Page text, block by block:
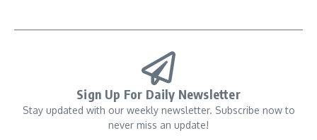
Sign Up For Daily Newsletter
Stay updated with our weekly newsletter. Subscribe now to
never miss an update!